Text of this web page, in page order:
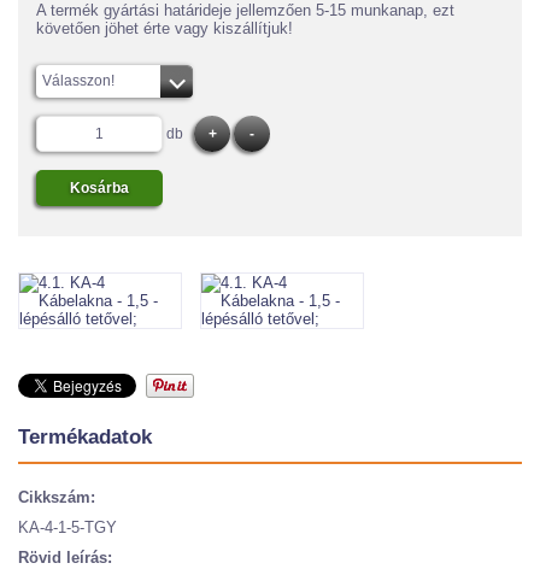
A termék gyártási határideje jellemzően 5-15 munkanap, ezt
követően jöhet érte vagy kiszállítjuk!
Válasszon!
db
Termékadatok
Cikkszám:
KA-4-1-5-TGY
Rövid leírás: